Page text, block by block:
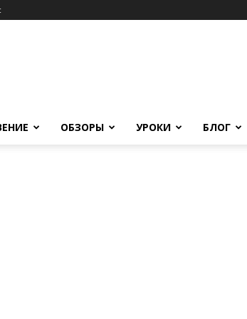
ОБЗОРЫ УРОКИ БЛОГ